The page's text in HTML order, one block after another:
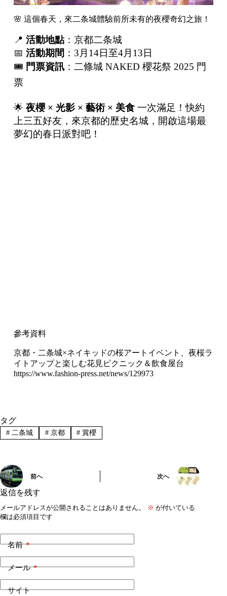
🌸 這個春天，來二条城體驗前所未有的夜櫻奇幻之旅！
📍 活動地點：京都二条城
📅 活動期間 ：3月14日至4月13日
🎟 門票資訊： 二條城 NAKED 櫻花祭 2025 門
票
🌟 夜櫻× 光影× 藝術× 美食一次滿足！快約
上三五好友，來京都的歷史名城，開啟這場最
夢幻的春日派對吧！
參考資料
京都・二条城×ネイキッドの桜アートイベント、夜桜ラ
イトアップと楽しむ花見ピクニック＆飲食屋台
https://www.fashion-press.net/news/129973
タグ
#二条城 #京都 # 賞櫻
前へ 次へ
返信を残す
メールアドレスが公開されることはありません。 ※ が付いている
欄は必須項目です
名前*
メール*
サイト